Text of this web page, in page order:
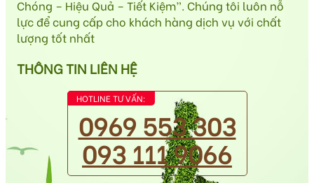
Chóng – Hiệu Quả – Tiết Kiệm”. Chúng tôi luôn nỗ
lực để cung cấp cho khách hàng dịch vụ với chất
lượng tốt nhất
THÔNG TIN LIÊN HỆ
HOTLINE TƯ VẤN:
0969 553 303
093 111 9066